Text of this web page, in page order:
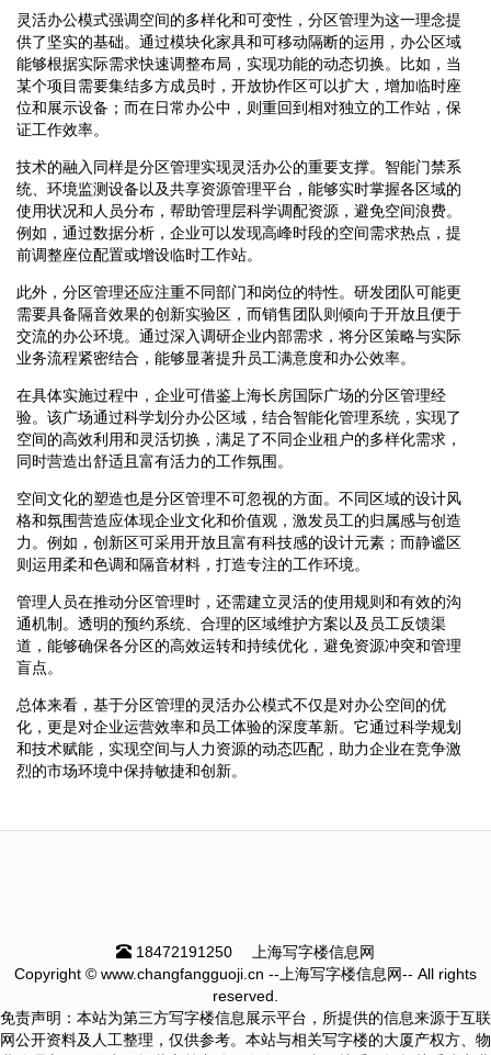
灵活办公模式强调空间的多样化和可变性，分区管理为这一理念提
供了坚实的基础。通过模块化家具和可移动隔断的运用，办公区域
能够根据实际需求快速调整布局，实现功能的动态切换。比如，当
某个项目需要集结多方成员时，开放协作区可以扩大，增加临时座
位和展示设备；而在日常办公中，则重回到相对独立的工作站，保
证工作效率。
技术的融入同样是分区管理实现灵活办公的重要支撑。智能门禁系
统、环境监测设备以及共享资源管理平台，能够实时掌握各区域的
使用状况和人员分布，帮助管理层科学调配资源，避免空间浪费。
例如，通过数据分析，企业可以发现高峰时段的空间需求热点，提
前调整座位配置或增设临时工作站。
此外，分区管理还应注重不同部门和岗位的特性。研发团队可能更
需要具备隔音效果的创新实验区，而销售团队则倾向于开放且便于
交流的办公环境。通过深入调研企业内部需求，将分区策略与实际
业务流程紧密结合，能够显著提升员工满意度和办公效率。
在具体实施过程中，企业可借鉴上海长房国际广场的分区管理经
验。该广场通过科学划分办公区域，结合智能化管理系统，实现了
空间的高效利用和灵活切换，满足了不同企业租户的多样化需求，
同时营造出舒适且富有活力的工作氛围。
空间文化的塑造也是分区管理不可忽视的方面。不同区域的设计风
格和氛围营造应体现企业文化和价值观，激发员工的归属感与创造
力。例如，创新区可采用开放且富有科技感的设计元素；而静谧区
则运用柔和色调和隔音材料，打造专注的工作环境。
管理人员在推动分区管理时，还需建立灵活的使用规则和有效的沟
通机制。透明的预约系统、合理的区域维护方案以及员工反馈渠
道，能够确保各分区的高效运转和持续优化，避免资源冲突和管理
盲点。
总体来看，基于分区管理的灵活办公模式不仅是对办公空间的优
化，更是对企业运营效率和员工体验的深度革新。它通过科学规划
和技术赋能，实现空间与人力资源的动态匹配，助力企业在竞争激
烈的市场环境中保持敏捷和创新。
18472191250
上海写字楼信息网
Copyright © www.changfangguoji.cn --上海写字楼信息网-- All rights
reserved.
免责声明：本站为第三方写字楼信息展示平台，所提供的信息来源于互联
网公开资料及人工整理，仅供参考。本站与相关写字楼的大厦产权方、物